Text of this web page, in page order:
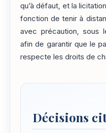
qu’à défaut, et la
fonction de tenir à
avec précaution, sous
afin de garantir que le
respecte les droits de
Décisions